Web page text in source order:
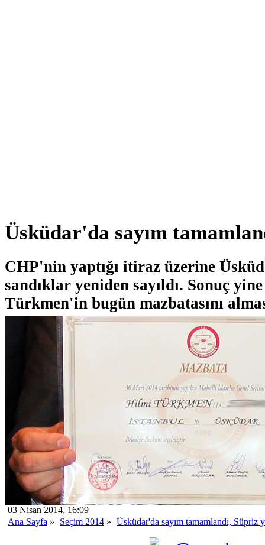
Üsküdar'da sayım
CHP'nin yaptığı itiraz üzerine
sandıklar yeniden sayıldı. Sonuç
Türkmen'in bugün mazbatasını
03 Nisan 2014, 16:09
Ana Sayfa » Seçim 2014 » Üsküdar'da sayım tamamlandı, Süpriz